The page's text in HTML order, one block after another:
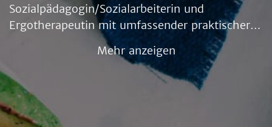
Sozialpädagogin/Sozialarbeiterin und
Ergotherapeutin mit umfassender praktischer
Erfahrung im Bereich der Pädagogik mit
Kindern verschiedenen Alters. Sie lebt seit über
8 Jahren und ihre Tochter von Anfang an
vegan.
Mehr anzeigen